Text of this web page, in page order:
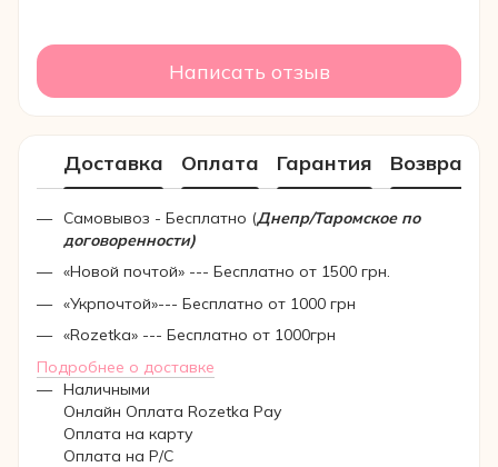
Написать отзыв
Доставка Оплата Гарантия Возврат
Самовывоз - Бесплатно (Днепр/Таромское по
договоренности)
«Новой почтой» --- Бесплатно от 1500 грн.
«Укрпочтой»--- Бесплатно от 1000 грн
«Rozetka» --- Бесплатно от 1000грн
Подробнее о доставке
Наличными
Онлайн Оплата Rozetka Pay
Оплата на карту
Оплата на Р/C